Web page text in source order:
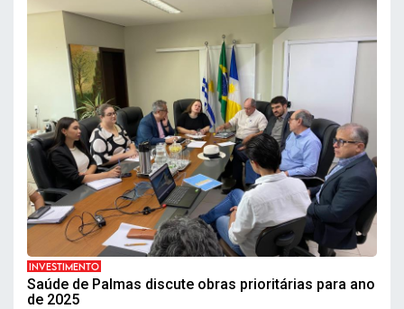
INVESTIMENTO
Saúde de Palmas discute obras prioritárias para ano
de 2025